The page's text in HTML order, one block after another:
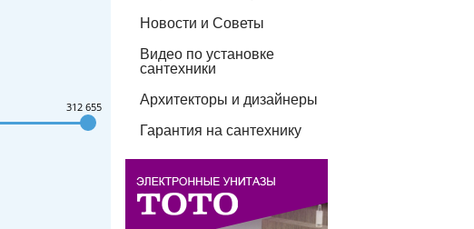
312 655
Новости и Советы
Видео по установке
сантехники
Архитекторы и дизайнеры
Гарантия на сантехнику